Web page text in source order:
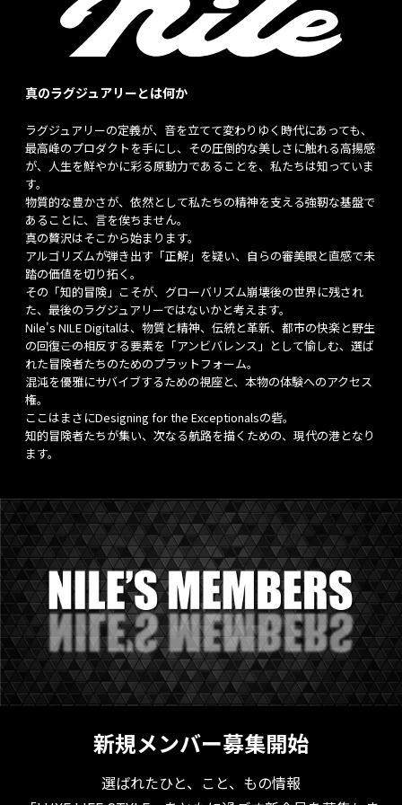
真のラグジュアリーとは何か
ラグジュアリーの定義が、音を立てて変わりゆく時代にあっても、
最高峰のプロダクトを手にし、その圧倒的な美しさに触れる高揚感
が、人生を鮮やかに彩る原動力であることを、私たちは知っていま
す。
物質的な豊かさが、依然として私たちの精神を支える強靭な基盤で
あることに、言を俟ちません。
真の贅沢はそこから始まります。
アルゴリズムが弾き出す「正解」を疑い、自らの審美眼と直感で未
踏の価値を切り拓く。
その「知的冒険」こそが、グローバリズム崩壊後の世界に残され
た、最後のラグジュアリーではないかと考えます。
Nile's NILE Digitalは、物質と精神、伝統と革新、都市の快楽と野生
の回復――この相反する要素を「アンビバレンス」として愉しむ、選ば
れた冒険者たちのためのプラットフォーム。
混沌を優雅にサバイブするための視座と、本物の体験へのアクセス
権。
ここはまさにDesigning for the Exceptionalsの砦。
知的冒険者たちが集い、次なる航路を描くための、現代の港となり
ます。
新規メンバー募集開始
選ばれたひと、こと、もの情報